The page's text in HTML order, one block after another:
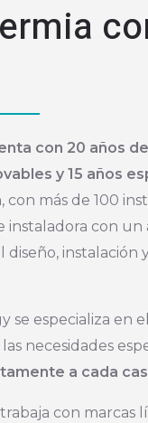
con 20 años
y 15 años
, con más de 100
instaladora con un
diseño, instalación
se especializa en
necesidades
a cada
con marcas